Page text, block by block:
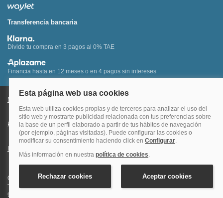
Transferencia bancaria
Divide tu compra en 3 pagos al 0% TAE
Financia hasta en 12 meses o en 4 pagos sin intereses
Nota legal y condiciones de uso de la página web
Política de Privacidad Condiciones Generales de Contratación
Información Legal sobre Mercados en Línea
Quehoteles.com - Especialistas en hoteles © Copyright Veturis Travel S.A.
Todos los derechos reservados. Autorización nº I-AV0000879.4 Tel: +34
915759999